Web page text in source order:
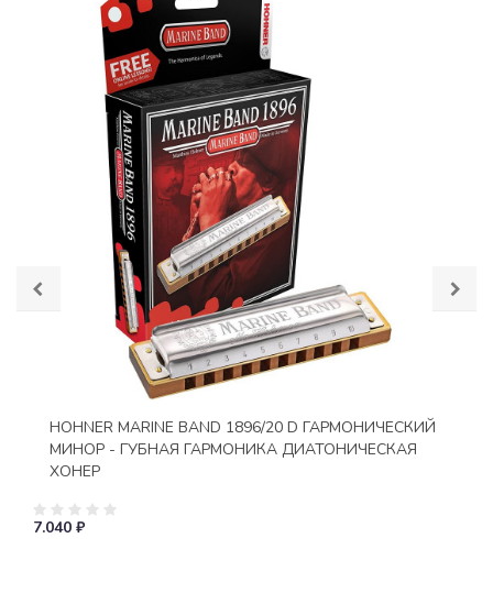
HOHNER MARINE BAND 1896/20 D ГАРМОНИЧЕСКИЙ
МИНОР - ГУБНАЯ ГАРМОНИКА ДИАТОНИЧЕСКАЯ
ХОНЕР
7.040 ₽